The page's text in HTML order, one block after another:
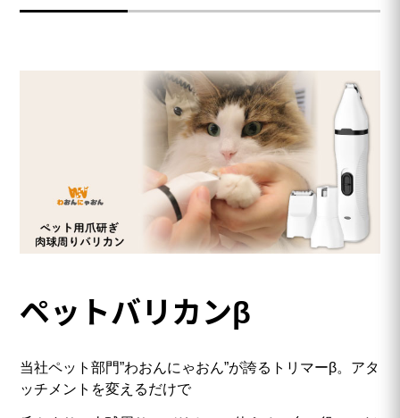
ペットバリカンβ
当社ペット部門”わおんにゃおん”が誇るトリマーβ。アタ
ッチメントを変えるだけで